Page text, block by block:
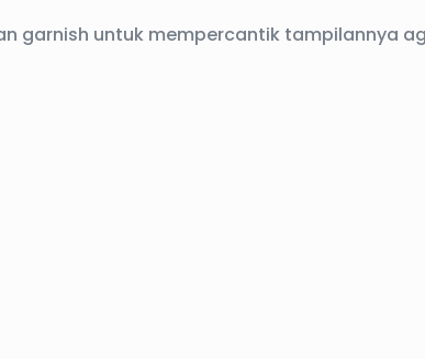
garnish untuk mempercantik tampilannya